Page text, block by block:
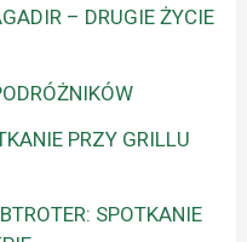
– DRUGIE ŻYCIE
PRZY GRILLU
SPOTKANIE